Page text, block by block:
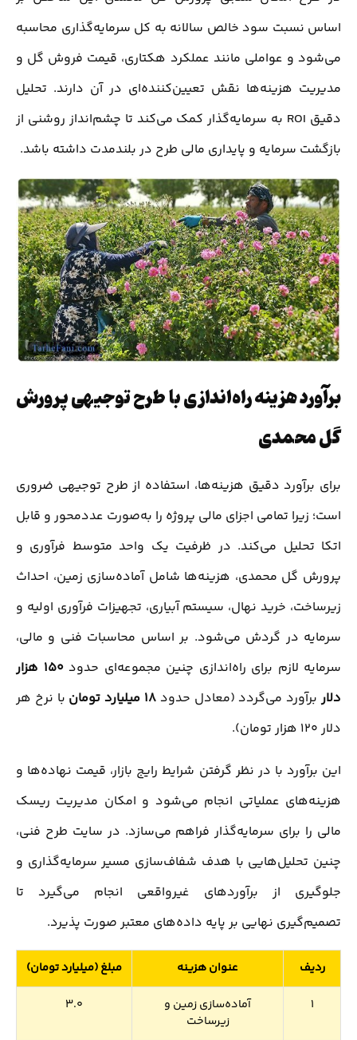
اساس نسبت سود خالص سالانه به کل سرمایه‌گذاری محاسبه
می‌شود و عواملی مانند عملکرد هکتاری، قیمت فروش گل و
مدیریت هزینه‌ها نقش تعیین‌کننده‌ای در آن دارند. تحلیل
دقیق ROI به سرمایه‌گذار کمک می‌کند تا چشم‌انداز روشنی از
بازگشت سرمایه و پایداری مالی طرح در بلندمدت داشته باشد.
برآورد هزینه راه‌اندازی با طرح توجیهی پرورش
گل محمدی
برای برآورد دقیق هزینه‌ها، استفاده از طرح توجیهی ضروری
است؛ زیرا تمامی اجزای مالی پروژه را به‌صورت عدد‌محور و قابل
اتکا تحلیل می‌کند. در ظرفیت یک واحد متوسط فرآوری و
پرورش گل محمدی، هزینه‌ها شامل آماده‌سازی زمین، احداث
زیرساخت، خرید نهال، سیستم آبیاری، تجهیزات فرآوری اولیه و
سرمایه در گردش می‌شود. بر اساس محاسبات فنی و مالی،
سرمایه لازم برای راه‌اندازی چنین مجموعه‌ای حدود
۱۵۰ هزار
دلاربرآورد می‌گردد (معادل حدود ۱۸ میلیارد تومان
با نرخ هر
دلار ۱۲۰ هزار تومان).
این برآورد با در نظر گرفتن شرایط رایج بازار، قیمت نهاده‌ها و
هزینه‌های عملیاتی انجام می‌شود و امکان مدیریت ریسک
مالی را برای سرمایه‌گذار فراهم می‌سازد. در سایت طرح فنی،
چنین تحلیل‌هایی با هدف شفاف‌سازی مسیر سرمایه‌گذاری و
جلوگیری از برآوردهای غیرواقعی انجام می‌گیرد تا
تصمیم‌گیری نهایی بر پایه داده‌های معتبر صورت پذیرد.
ردیف عنوان هزینه مبلغ (میلیارد تومان)
1
آماده‌سازی زمین و
زیرساخت
3.0